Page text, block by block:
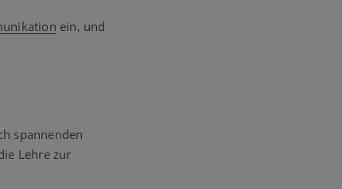
ein, und
spannenden
Lehre zur